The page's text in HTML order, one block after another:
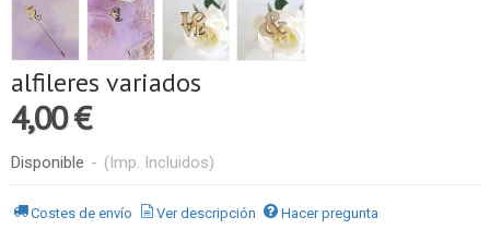
alfileres variados
4,00 €
Disponible - (Imp. Incluidos)
Costes de envío Ver descripción Hacer pregunta